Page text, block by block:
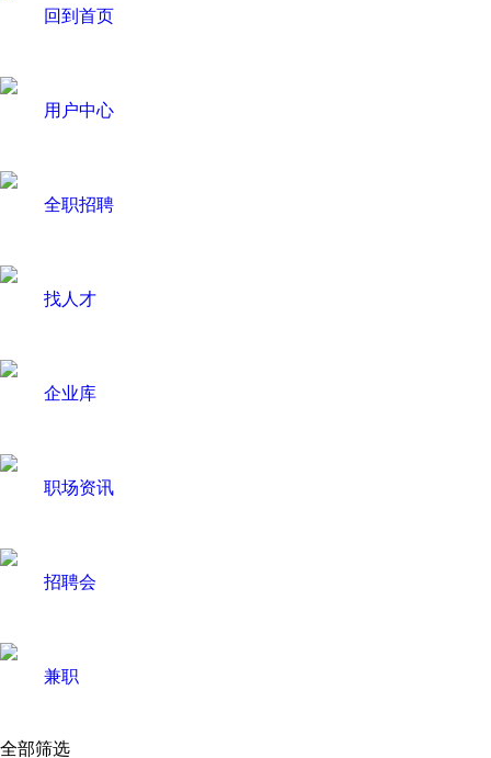
回到首页
用户中心
全职招聘
找人才
企业库
职场资讯
招聘会
兼职
全部筛选